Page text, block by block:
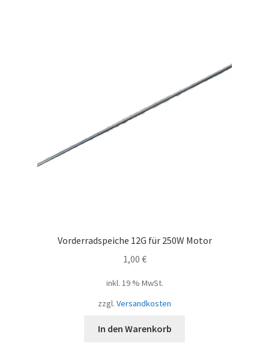
Vorderradspeiche 12G für 250W Motor
1,00 €
inkl. 19 % MwSt.
zzgl. Versandkosten
In den Warenkorb